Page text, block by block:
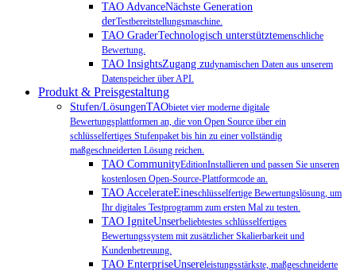
TAO AdvanceNächste Generation
derTestbereitstellungsmaschine.
TAO GraderTechnologisch unterstütztemenschliche
Bewertung.
TAO InsightsZugang zudynamischen Daten aus unserem
Datenspeicher über API.
Produkt & Preisgestaltung
Stufen/LösungenTAObietet vier moderne digitale
Bewertungsplattformen an, die von Open Source über ein
schlüsselfertiges Stufenpaket bis hin zu einer vollständig
maßgeschneiderten Lösung reichen.
TAO CommunityEditionInstallieren und passen Sie unseren
kostenlosen Open-Source-Plattformcode an.
TAO AccelerateEineschlüsselfertige Bewertungslösung, um
Ihr digitales Testprogramm zum ersten Mal zu testen.
TAO IgniteUnserbeliebtestes schlüsselfertiges
Bewertungssystem mit zusätzlicher Skalierbarkeit und
Kundenbetreuung.
TAO EnterpriseUnsereleistungsstärkste, maßgeschneiderte